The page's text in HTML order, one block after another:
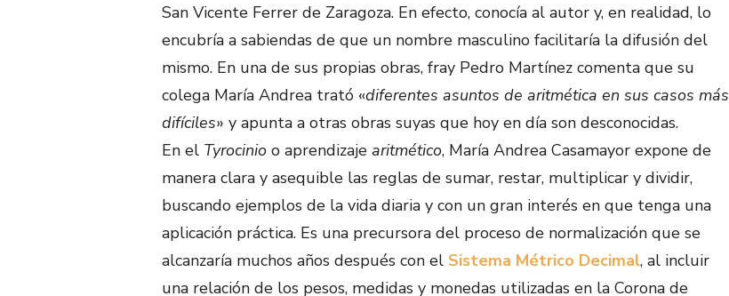
San Vicente Ferrer de Zaragoza. En efecto, conocía al autor y, en realidad, lo
encubría a sabiendas de que un nombre masculino facilitaría la difusión del
mismo. En una de sus propias obras, fray Pedro Martínez comenta que su
colega María Andrea trató «diferentes asuntos de aritmética en sus casos más
difíciles» y apunta a otras obras suyas que hoy en día son desconocidas.
En el Tyrocinio o aprendizaje aritmético, María Andrea Casamayor expone de
manera clara y asequible las reglas de sumar, restar, multiplicar y dividir,
buscando ejemplos de la vida diaria y con un gran interés en que tenga una
aplicación práctica. Es una precursora del proceso de normalización que se
alcanzaría muchos años después con el Sistema Métrico Decimal, al incluir
una relación de los pesos, medidas y monedas utilizadas en la Corona de